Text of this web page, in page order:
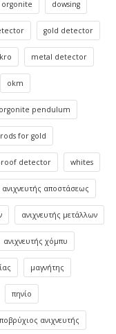
orgonite dowsing
gold detector
metal detector
okm
orgonite pendulum
for gold
detector whites
ανιχνευτής αποστάσεως
ανιχνευτής μετάλλων
ανιχνευτής χόμπυ
μαγνήτης
πηνίο
ανιχνευτής